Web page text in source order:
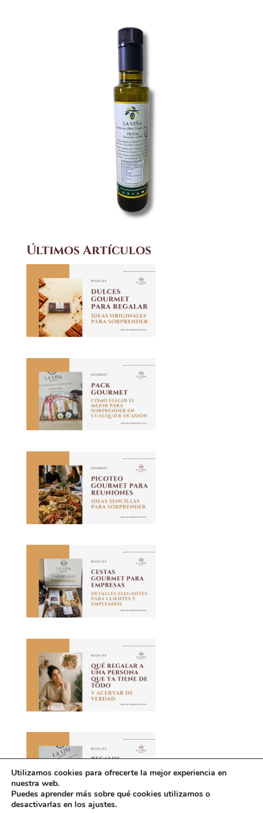
Últimos Artículos
Utilizamos cookies para ofrecerte la mejor experiencia en
nuestra web.
Puedes aprender más sobre qué cookies utilizamos o
desactivarlas en los ajustes.